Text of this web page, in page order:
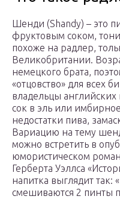
Шенди (Shandy) – это
фруктовым соком,
похоже на радлер,
Великобритании.
немецкого брата,
«отцовство» для всех
владельцы
сок в эль или
недостатки пива,
Вариацию на тему
можно встретить в
юмористическом
Герберта Уэллса
напитка выглядит так:
смешиваются 2 пинты